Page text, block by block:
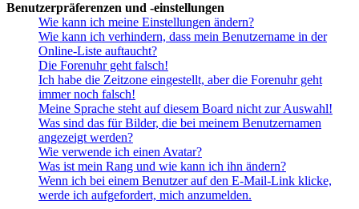
Benutzerpräferenzen und -einstellungen
Wie kann ich meine Einstellungen ändern?
Wie kann ich verhindern, dass mein Benutzername in der
Online-Liste auftaucht?
Die Forenuhr geht falsch!
Ich habe die Zeitzone eingestellt, aber die Forenuhr geht
immer noch falsch!
Meine Sprache steht auf diesem Board nicht zur Auswahl!
Was sind das für Bilder, die bei meinem Benutzernamen
angezeigt werden?
Wie verwende ich einen Avatar?
Was ist mein Rang und wie kann ich ihn ändern?
Wenn ich bei einem Benutzer auf den E-Mail-Link klicke,
werde ich aufgefordert, mich anzumelden.